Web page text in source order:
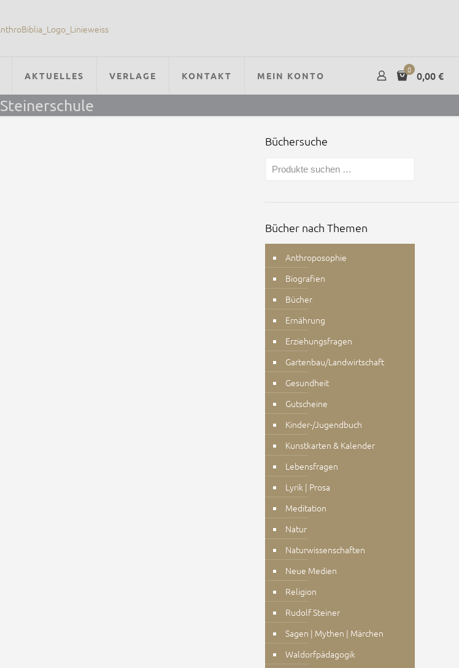
AKTUELLES VERLAGE KONTAKT MEIN KONTO
0 0,00 €
Steinerschule
Büchersuche
Bücher nach Themen
Anthroposophie
Biografien
Bücher
Ernährung
Erziehungsfragen
Gartenbau/Landwirtschaft
Gesundheit
Gutscheine
Kinder-/Jugendbuch
Kunstkarten & Kalender
Lebensfragen
Lyrik | Prosa
Meditation
Natur
Naturwissenschaften
Neue Medien
Religion
Rudolf Steiner
Sagen | Mythen | Märchen
Waldorfpädagogik